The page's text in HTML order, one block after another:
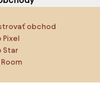
obchod
Pixel
Star